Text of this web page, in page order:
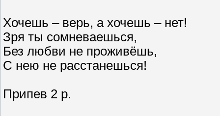
Хочешь – верь, а хочешь – нет!
Зря ты сомневаешься,
Без любви не проживёшь,
С нею не расстанешься!
Припев 2 р.